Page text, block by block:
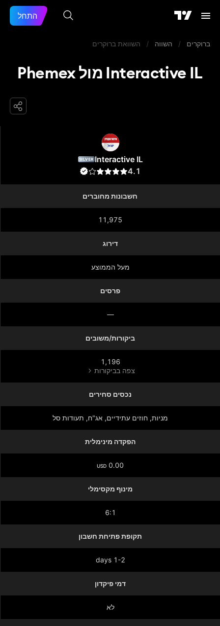
התחל
ברוקרים / השווה / השוואת ברוקרים
Interactive IL מול Phemex
Interactive IL
SILVER
4.1
חשבונות מחוברים
11,975
דירוג
מעל הממוצע
פרסים
—
ביקורות/משובים
1,196
צפה בביקורות
נכסים סחירים
מניות‏, חוזים עתידיים, אג"ח, תעודות סל
הפקדה מינימלית
0.00
USD
מינוף מקסימלי
6:1
תקופת פתיחת חשבון
1-2 days
דמי פיקדון
לא